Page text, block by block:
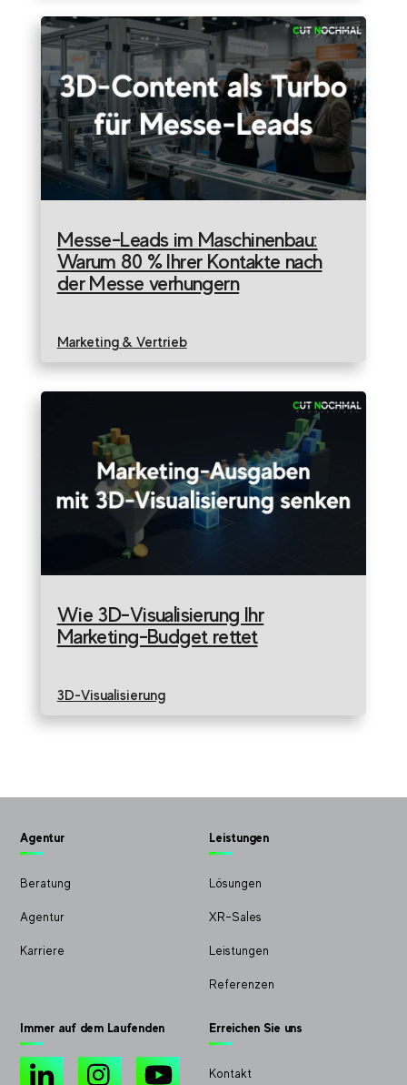
Messe-Leads im Maschinenbau:
Warum 80 % Ihrer Kontakte nach
der Messe verhungern
Marketing & Vertrieb
Wie 3D-Visualisierung Ihr
Marketing-Budget rettet
3D-Visualisierung
Agentur
Beratung
Agentur
Karriere
Leistungen
Lösungen
XR-Sales
Leistungen
Referenzen
Immer auf dem Laufenden
LinkedIn Instagram
Erreichen Sie uns
Kontakt